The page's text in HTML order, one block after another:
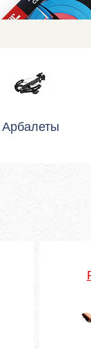
Арбалеты